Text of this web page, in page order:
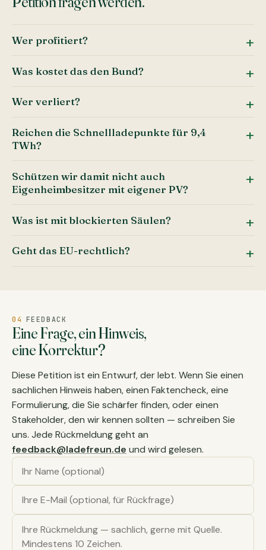
Wer profitiert?
Was kostet das den Bund?
Wer verliert?
Reichen die Schnellladepunkte für 9,4
TWh?
Schützen wir damit nicht auch
Eigenheimbesitzer mit eigener PV?
Was ist mit blockierten Säulen?
Geht das EU-rechtlich?
04 FEEDBACK
Eine Frage, ein Hinweis,
eine Korrektur?
Diese Petition ist ein Entwurf, der lebt. Wenn Sie einen
sachlichen Hinweis haben, einen Faktencheck, eine
Formulierung, die Sie schärfer finden, oder einen
Stakeholder, den wir kennen sollten — schreiben Sie
uns. Jede Rückmeldung geht an
feedback@ladefreun.de und wird gelesen.